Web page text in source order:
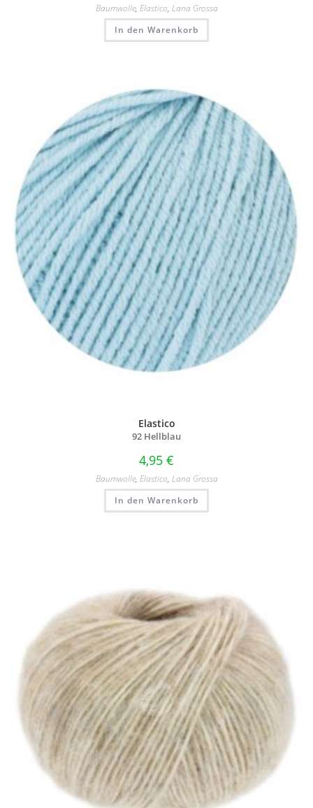
Baumwolle, Elastico, Lana Grossa
In den Warenkorb
Elastico
92 Hellblau
4,95 €
Baumwolle, Elastico, Lana Grossa
In den Warenkorb